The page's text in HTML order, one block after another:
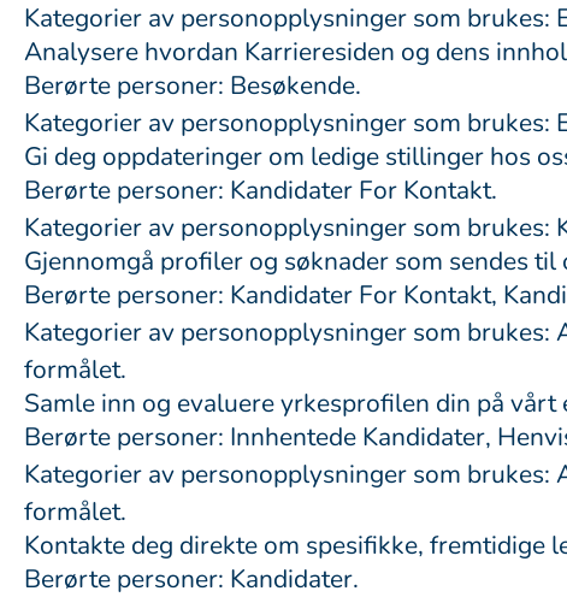
Kategorier av personopplysninger som brukes:
Analysere hvordan Karrieresiden og dens
Berørte personer: Besøkende.
Kategorier av personopplysninger som brukes:
Gi deg oppdateringer om ledige stillinger hos
Berørte personer: Kandidater For Kontakt.
Kategorier av personopplysninger som
Gjennomgå profiler og søknader som sendes
Berørte personer: Kandidater For Kontakt,
Kategorier av personopplysninger som
formålet.
Samle inn og evaluere yrkesprofilen din på
Berørte personer: Innhentede Kandidater,
Kategorier av personopplysninger som
formålet.
Kontakte deg direkte om spesifikke, fremtidige
Berørte personer: Kandidater.